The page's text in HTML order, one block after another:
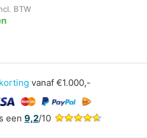
BTW
vanaf €1.000,-
een 9,2/10